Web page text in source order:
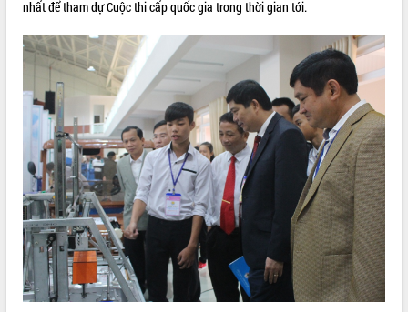
Kỳ họp thứ Hai, Hội đồng nhân dân
quan trọng
Bí thư Tỉnh ủy Lương Nguyễn Minh
Triết thăm, tặng quà người có công với
cách mạng
Rà soát, hoàn thiện hệ thống thiết chế
văn hóa, thể thao đáp ứng yêu cầu
phát triển mới
Thường trực HĐND tỉnh Đắk Lắk gặp
mặt Đoàn chuyên gia y tế TP. Hồ Chí
Minh
Lễ truy điệu và an táng hài cốt liệt sĩ
tại Nghĩa trang Liệt sĩ xã Sơn Hòa
Bàn giải pháp tháo gỡ khó khăn trong
xuất khẩu sầu riêng và triển khai quy
LIÊN KẾT WEB
THỐNG KÊ TRUY CẬP
Hôm nay:
10624
Tất cả:
66096292
nhất để tham dự Cuộc thi cấp quốc gia trong thời gian tới.